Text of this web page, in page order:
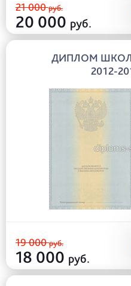
21 000руб.
20 000 руб.
ДИПЛОМ
2012-
19 000руб.
18 000 руб.